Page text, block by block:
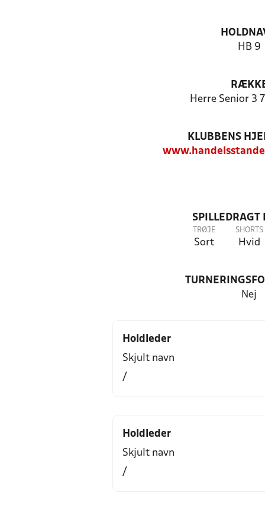
HB 9
Herre Senior 3
KLUBBENS
SPILLEDRAGT
TRØJE
Sort
SHORTS
Hvid
Nej
Holdleder
Skjult navn
/
Holdleder
Skjult navn
/